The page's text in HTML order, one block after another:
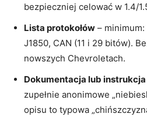
bezpieczniej celować w 1.4/
Lista protokołów – minimum:
J1850, CAN (11 i 29 bitów).
nowszych Chevroletach.
Dokumentacja lub instrukcja
zupełnie anonimowe
opisu to typowa